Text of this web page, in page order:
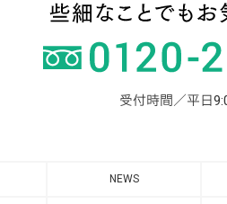
受付時間／平日
NEWS